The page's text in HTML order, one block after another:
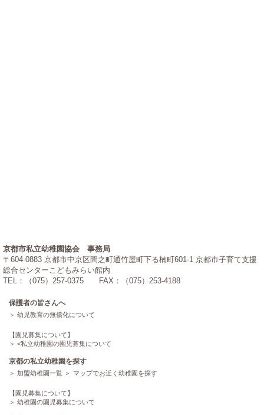
京都市私立幼稚園協会 事務局
〒604-0883 京都市中京区間之町通竹屋町下る楠町601-1 京都市子育て支援
総合センターこどもみらい館内
TEL：（075）257-0375 FAX：（075）253-4188
保護者の皆さんへ
幼児教育の無償化について
【園児募集について】
<私立幼稚園の園児募集について
京都の私立幼稚園を探す
加盟幼稚園一覧 マップでお近く幼稚園を探す
【園児募集について】
幼稚園の園児募集について